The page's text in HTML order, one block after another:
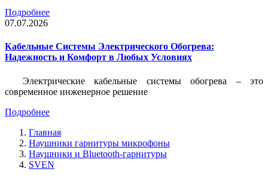
Подробнее
07.07.2026
Кабельные Системы Электрического Обогрева:
Надежность и Комфорт в Любых Условиях
Электрические кабельные системы обогрева – это
современное инженерное решение
Подробнее
Главная
Наушники гарнитуры микрофоны
Наушники и Bluetooth-гарнитуры
SVEN